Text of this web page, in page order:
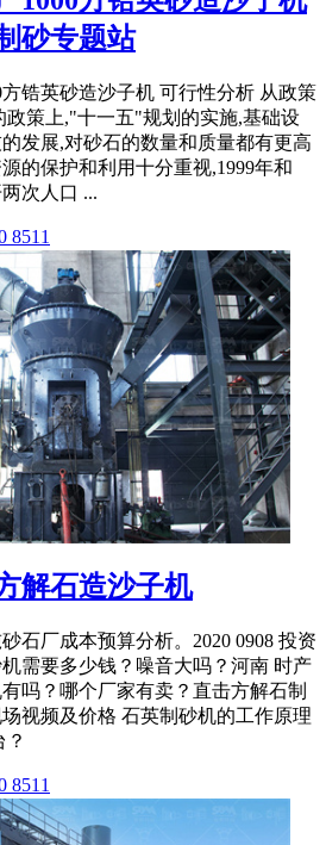
砂专题站
锆英砂造沙子机 可行性分析 从政策
政策上,"十一五"规划的实施,基础设
发展,对砂石的数量和质量都有更高
的保护和利用十分重视,1999年和
次人口 ...
8511
解石造沙子机
石厂成本预算分析。2020 0908 投资
需要多少钱？噪音大吗？河南 时产
吗？哪个厂家有卖？直击方解石制
视频及价格 石英制砂机的工作原理
8511